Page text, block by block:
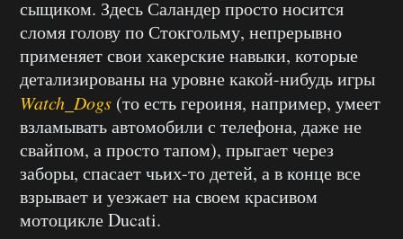
сыщиком. Здесь Саландер просто носится
сломя голову по Стокгольму, непрерывно
применяет свои хакерские навыки, которые
детализированы на уровне какой-нибудь игры
Watch_Dogs (то есть героиня, например, умеет
взламывать автомобили с телефона, даже не
свайпом, а просто тапом), прыгает через
заборы, спасает чьих-то детей, а в конце все
взрывает и уезжает на своем красивом
мотоцикле Ducati.